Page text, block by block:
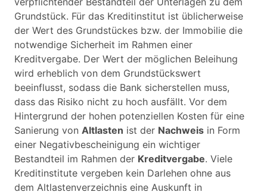
Grundstück. Für das Kreditinstitut ist üblicherweise
der Wert des Grundstückes bzw. der Immobilie die
notwendige Sicherheit im Rahmen einer
Kreditvergabe. Der Wert der möglichen Beleihung
wird erheblich von dem Grundstückswert
beeinflusst, sodass die Bank sicherstellen muss,
dass das Risiko nicht zu hoch ausfällt. Vor dem
Hintergrund der hohen potenziellen Kosten für eine
Sanierung von Altlasten ist der Nachweis in Form
einer Negativbescheinigung ein wichtiger
Bestandteil im Rahmen der Kreditvergabe. Viele
Kreditinstitute vergeben kein Darlehen ohne aus
dem Altlastenverzeichnis eine Auskunft in